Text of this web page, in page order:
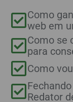
Como
web em
Como se
para
Como
Redator